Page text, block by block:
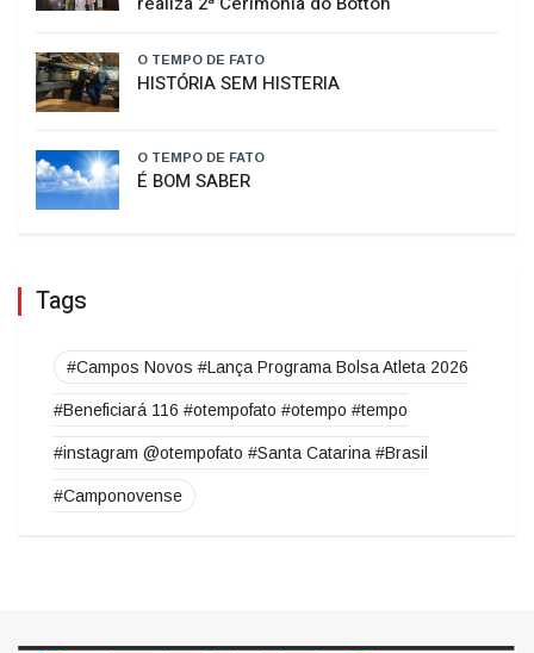
O TEMPO DE FATO
HISTÓRIA SEM HISTERIA
O TEMPO DE FATO
É BOM SABER
Tags
#Campos Novos #Lança Programa Bolsa Atleta 2026
#Beneficiará 116 #otempofato #otempo #tempo
#instagram @otempofato #Santa Catarina #Brasil
#Camponovense